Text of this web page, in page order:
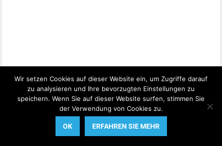
Wir setzen Cookies auf dieser Website ein, um Zugriffe darauf
zu analysieren und Ihre bevorzugten Einstellungen zu
speichern. Wenn Sie auf dieser Website surfen, stimmen Sie
der Verwendung von Cookies zu.
OK ERFAHREN SIE MEHR